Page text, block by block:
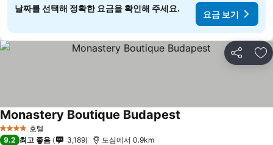
날짜를 선택해 정확한 요금을 확인해 주세요.
요금 보기
공유 즐
4 성급 호텔
Monastery Boutique Budapest
9.2 최고 좋음 3,189 도심에서 0.9km